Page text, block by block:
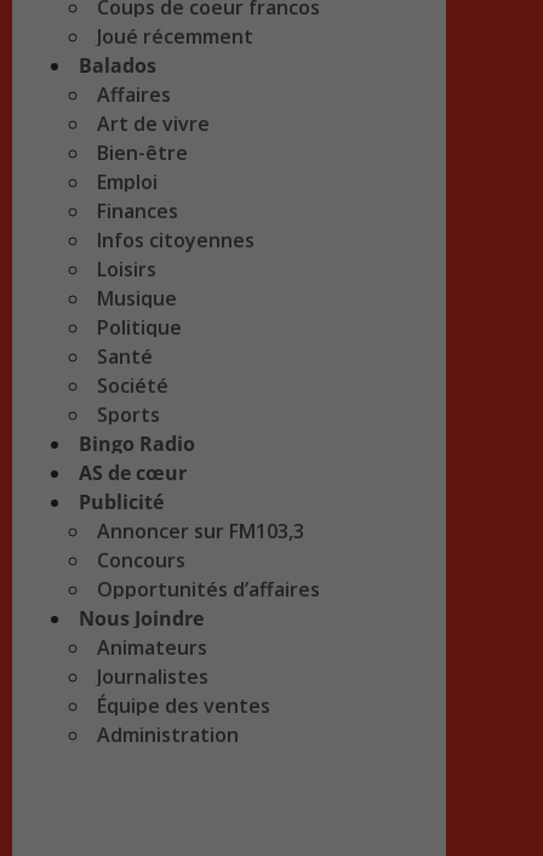
Coups de coeur francos
Joué récemment
Balados
Affaires
Art de vivre
Bien-être
Emploi
Finances
Infos citoyennes
Loisirs
Musique
Politique
Santé
Société
Sports
Bingo Radio
AS de cœur
Publicité
Annoncer sur FM103,3
Concours
Opportunités d’affaires
Nous Joindre
Animateurs
Journalistes
Équipe des ventes
Administration